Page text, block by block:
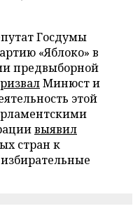
Госдумы
«Яблоко» в
предвыборной
Минюст и
этой
выявил
стран к